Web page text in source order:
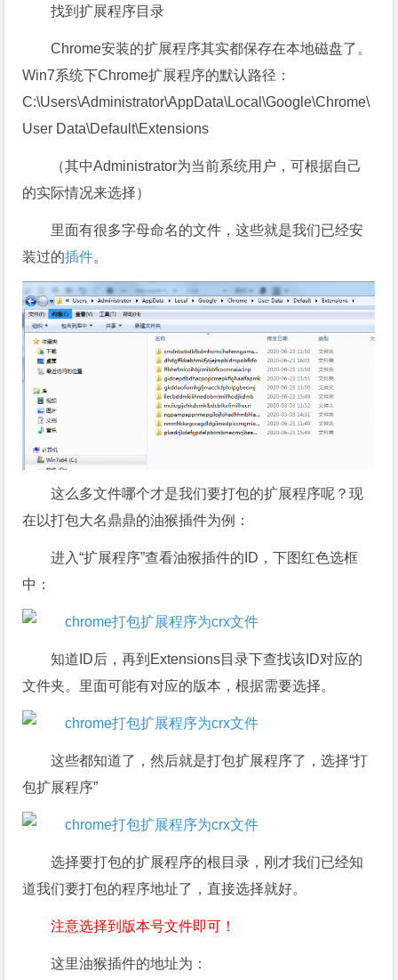
找到扩展程序目录
Chrome安装的扩展程序其实都保存在本地磁盘了。
Win7系统下Chrome扩展程序的默认路径：
C:\Users\Administrator\AppData\Local\Google\Chrome\
User Data\Default\Extensions
（其中Administrator为当前系统用户，可根据自己
的实际情况来选择）
里面有很多字母命名的文件，这些就是我们已经安
装过的插件。
这么多文件哪个才是我们要打包的扩展程序呢？现
在以打包大名鼎鼎的油猴插件为例：
进入“扩展程序”查看油猴插件的ID，下图红色选框
中：
知道ID后，再到Extensions目录下查找该ID对应的
文件夹。里面可能有对应的版本，根据需要选择。
这些都知道了，然后就是打包扩展程序了，选择“打
包扩展程序”
选择要打包的扩展程序的根目录，刚才我们已经知
道我们要打包的程序地址了，直接选择就好。
注意选择到版本号文件即可！
这里油猴插件的地址为：